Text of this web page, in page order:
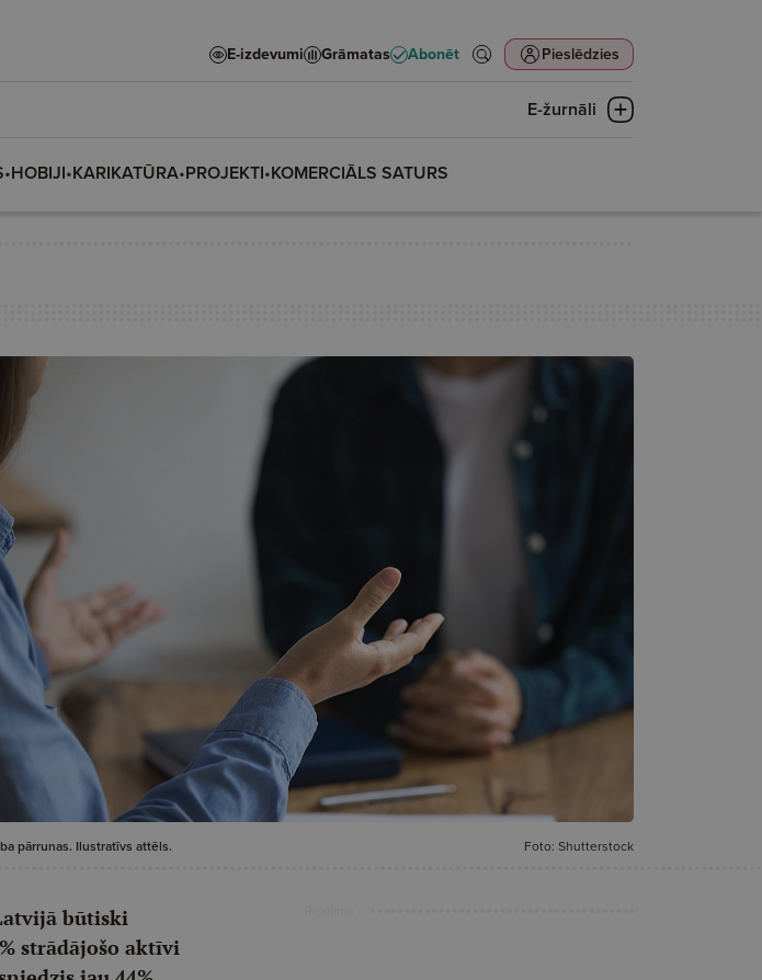
E-izdevumi Grāmatas Abonēt Pieslēdzies
E-žurnāli
•HOBIJI•KARIKATŪRA•PROJEKTI•KOMERCIĀLS SATURS
pārrunas. Ilustratīvs attēls.
Foto: Shutterstock
būtiski
strādājošo aktīvi